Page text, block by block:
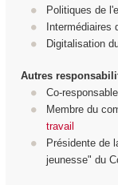
Politiques de
Intermédiaires
Digitalisation
Autres
Co-
Membre du
travail
Présidente de
jeunesse" du